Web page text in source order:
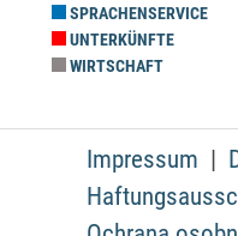
SPRACHENSERVICE
UNTERKÜNFTE
WIRTSCHAFT
Impressum